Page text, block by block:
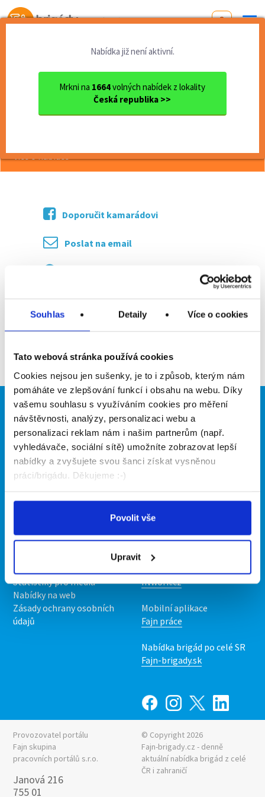
Souhlas Detaily Více o cookies
Tato webová stránka používá cookies
Cookies nejsou jen sušenky, je to i způsob, kterým nám
pomáháte ve zlepšování funkcí i obsahu na webu. Díky
vašemu souhlasu s využíváním cookies pro měření
návštěvnosti, analýzy, personalizaci webu a
personalizaci reklam nám i našim partnerům (např.
vyhledávače, sociální sítě) umožníte zobrazovat lepší
nabídky a zvyšujete svou šanci získat vysněnou
práci/brigádu. Děkujeme :-)
Povolit vše
Upravit
Od první brigády
Nabídka již není aktivní.
Mrkni na 1664volných nabídek z lokality
Česká republika >>
Moravskoslezský kraj
okres Ostrava
Ostrava
Letní brigáda v restauraci ...
Letní brigáda v restauraci v kempu
více o nabídce >>
Doporučit kamarádovi
Poslat na email
Brigádníci
Články
Hledané brigády
Firmy
Vložit inzerát
Ceník
Propagace
O portálu
O nás
Statistiky pro média
Nabídky na web
Zásady ochrany osobních
údajů
Naše další projekty
Fajn brigády
INwork.cz
Mobilní aplikace
Fajn práce
Nabídka brigád po celé SR
Fajn-brigady.sk
Provozovatel portálu
Fajn skupina
pracovních portálů s.r.o.
Janová 216
755 01
© Copyright 2026
Fajn-brigady.cz - denně
aktuální nabídka brigád z celé
ČR i zahraničí